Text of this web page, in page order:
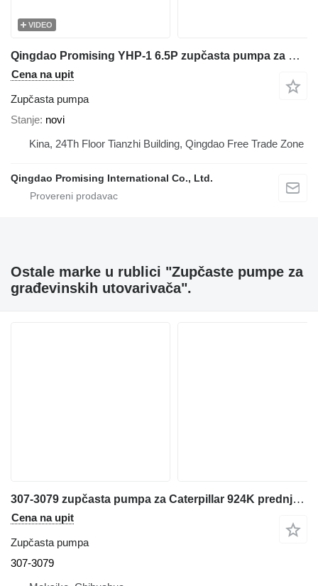
VIDEO
Qingdao Promising YHP-1 6.5P zupčasta pumpa za HZM WOLF, EVERUN, SOCMA, CASER, TRANER, KINGWAY, FLAND prednjeg utovarivača
Cena na upit
Zupčasta pumpa
Stanje novi
Kina, 24Th Floor Tianzhi Building, Qingdao Free Trade Zone
Qingdao Promising International Co., Ltd.
Ostale marke u rublici "Zupčaste pumpe za
građevinskih utovarivača".
307-3079 zupčasta pumpa za Caterpillar 924K prednjeg utovarivača
Cena na upit
Zupčasta pumpa
307-3079